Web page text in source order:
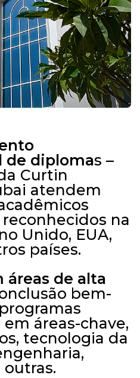
de diplomas –
Curtin
atendem
na
Unido, EUA,
países.
áreas de alta
bem-
áreas-chave,
tecnologia da